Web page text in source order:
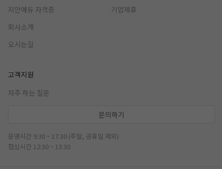
지안에듀 자격증
회사소개
오시는길
기업제휴
고객지원
자주 하는 질문
문의하기
운영시간 9:30 ~ 17:30 (주말, 공휴일 제외)
점심시간 12:30 ~ 13:30